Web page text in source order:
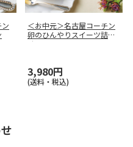
＜お中元＞名古屋コーチン
卵のひんやりスイーツ詰合
せ
3,980円
(送料・税込)